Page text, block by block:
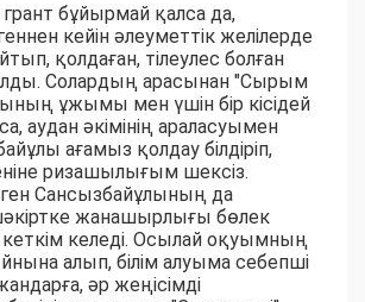
бұйырмай қалса да,
кейін әлеуметтік желілерде
қолдаған, тілеулес болған
Солардың арасынан "Сырым
ұжымы мен үшін бір кісідей
аудан әкімінің араласуымен
ағамыз қолдау білдіріп,
ризашылығым шексіз.
Сансызбайұлының да
жанашырлығы бөлек
кеткім келеді. Осылай оқуымның
алып, білім алуыма себепші
әр жеңісімді